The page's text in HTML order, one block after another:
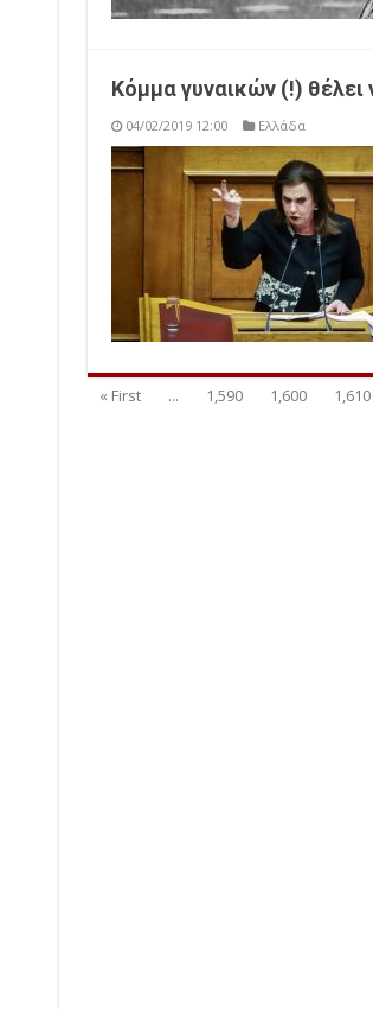
Κόμμα γυναικών (!) θέλει
04/02/2019 12:00 Ελλάδα
« First ... 1,590 1,600 1,610